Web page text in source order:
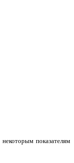
показателям